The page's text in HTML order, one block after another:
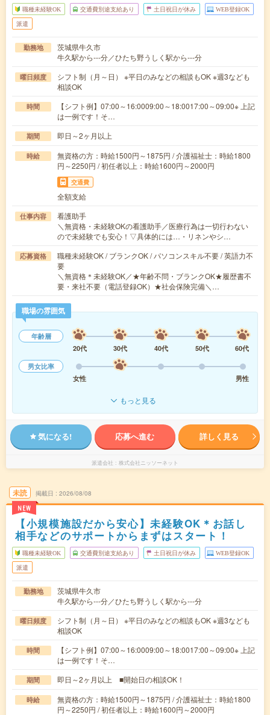
職種未経験OK 交通費別途支給あり 土日祝日が休み WEB登録OK
派遣
勤務地
茨城県牛久市
牛久駅から---分／ひたち野うしく駅から---分
曜日頻度
シフト制（月～日） ※平日のみなどの相談もOK ※週3なども
相談OK
時間
【シフト例】07:00～16:0009:00～18:0017:00～09:00※ 上記
は一例です！そ…
期間 即日～2ヶ月以上
時給
無資格の方：時給1500円～1875円 / 介護福祉士：時給1800
円～2250円 / 初任者以上：時給1600円～2000円
交通費
全額支給
仕事内容
看護助手
＼無資格・未経験OKの看護助手／医療行為は一切行わない
ので未経験でも安心！▽具体的には…・リネンやシ…
応募資格
職種未経験OK / ブランクOK / パソコンスキル不要 / 英語力不
要
＼無資格＊未経験OK／★年齢不問・ブランクOK★履歴書不
要・来社不要（電話登録OK）★社会保険完備＼…
職場の雰囲気
年齢層
20代
30代 40代 50代
60代
男女比率
女性
男性
もっと見る
気になる! 応募へ進む 詳しく見る
派遣会社 株式会社ニッソーネット
未読
NEW
掲載日 2026/08/08
【小規模施設だから安心】未経験OK＊お話し
相手などのサポートからまずはスタート！
職種未経験OK 交通費別途支給あり 土日祝日が休み WEB登録OK
派遣
勤務地
茨城県牛久市
牛久駅から---分／ひたち野うしく駅から---分
曜日頻度
シフト制（月～日） ※平日のみなどの相談もOK ※週3なども
相談OK
時間
【シフト例】07:00～16:0009:00～18:0017:00～09:00※ 上記
は一例です！そ…
期間 即日～2ヶ月以上 ■開始日の相談OK！
時給
無資格の方：時給1500円～1875円 / 介護福祉士：時給1800
円～2250円 / 初任者以上：時給1600円～2000円